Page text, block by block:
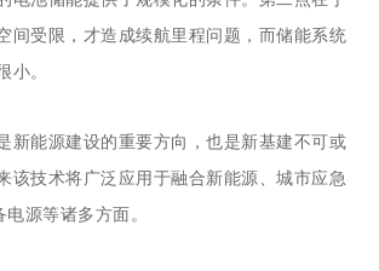
间受限，才造成续航里程问题，而储能系统
。
新能源建设的重要方向，也是新基建不可或
该技术将广泛应用于融合新能源、城市应急
源等诸多方面。